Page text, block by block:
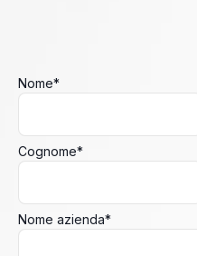
Nome*
Cognome*
Nome azienda*